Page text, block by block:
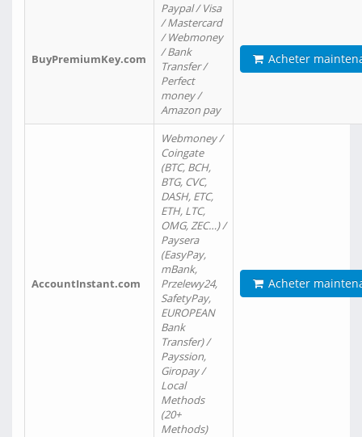
BuyPremiumKey.com
Paypal / Visa
/ Mastercard
/ Webmoney
/ Bank
Transfer /
Perfect
money /
Amazon pay
Acheter
AccountInstant.com
Webmoney /
Coingate
(BTC, BCH,
BTG, CVC,
DASH, ETC,
ETH, LTC,
OMG, ZEC…) /
Paysera
(EasyPay,
mBank,
Przelewy24,
SafetyPay,
EUROPEAN
Bank
Transfer) /
Payssion,
Giropay /
Local
Methods
(20+
Methods)
Acheter